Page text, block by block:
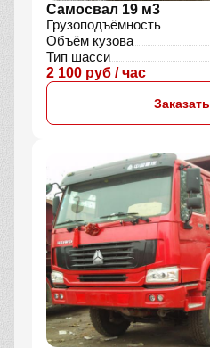
Самосвал 19 м3
Грузоподъёмность
Объём кузова
Тип шасси
2 100 руб / час
Заказать